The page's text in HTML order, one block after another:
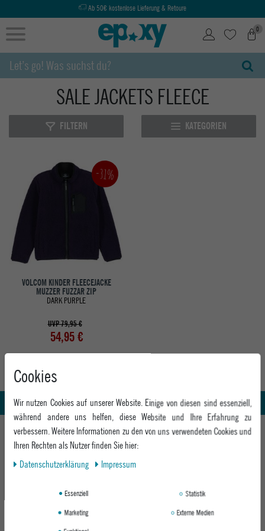
Ab 50€ kostenlose Lieferung & Retoure
0
SALE JACKETS FLEECE
FILTERN KATEGORIEN
-31%
VOLCOM KINDER FLEECEJACKE
MUZZER FUZZAR ZIP
DARK PURPLE
UVP 79,95 €
54,95 €
Kauf auf Rechnung
HILFE UND BERATUNG
Beratung
Zahlung & Versand
INFO & KONTAKT
Montag - Freitag: 8:00 - 18:00
We Care - Wiederverwendete Verpackungen
Cookies
Wir nutzen Cookies auf unserer Website. Einige von diesen sind essenziell,
während andere uns helfen, diese Website und Ihre Erfahrung zu
verbessern. Weitere Informationen zu den von uns verwendeten Cookies und
Ihren Rechten als Nutzer finden Sie hier:
Daten­schutz­erklärung
Impressum
Essenziell
Statistik
Marketing
Externe Medien